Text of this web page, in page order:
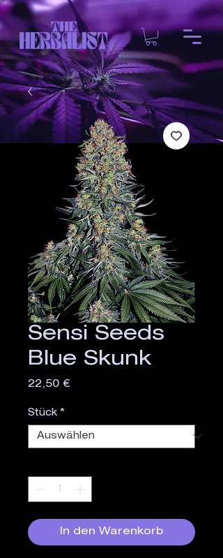
Sensi Seeds
Blue Skunk
22,50 €Preis
Stück *
In den Warenkorb